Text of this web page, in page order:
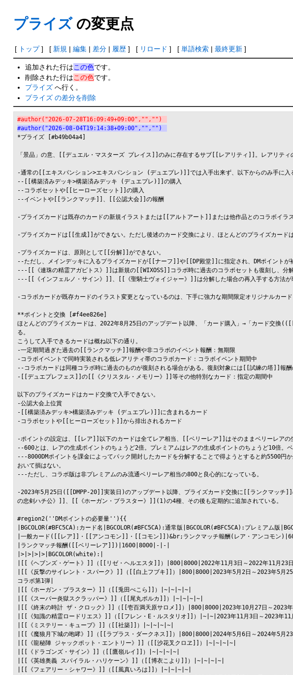
プライズの変更点
[ トップ] [ 新規| 編集| 差分| 履歴] [ リロード ] [ 単語検索| 最終更新]
追加された行はこの色です。
削除された行はこの色です。
プライズ へ行く。
プライズ の差分を削除
#author("2026-07-28T16:09:49+09:00","","")
#author("2026-08-04T19:14:38+09:00","","")